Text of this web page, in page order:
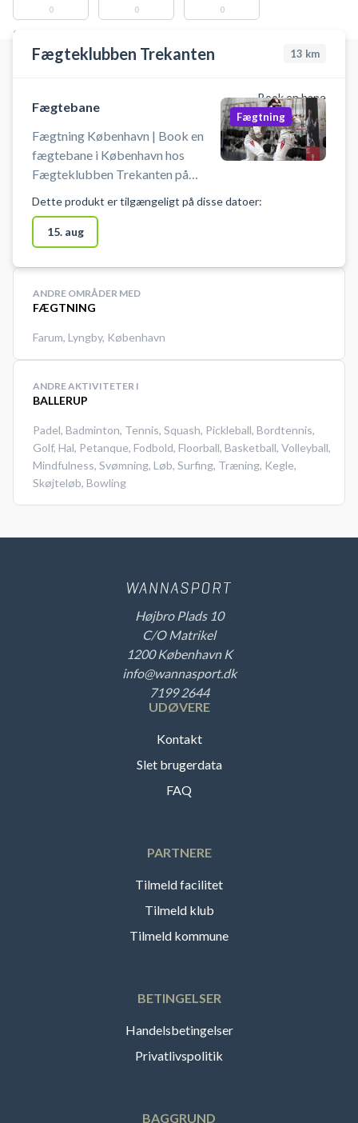
0 0 0
STEDER MED LEDIGE AKTIVITETER
Fægteklubben Trekanten 13 km
Book en bane
Fægtebane
Fægtning København | Book en
fægtebane i København hos
Fægteklubben Trekanten på
prøv kræfter med en af verdens
hurtigste og mest taktiske
sportsgrene i professionelle
omgivelser ved Ryparken på
Østerbro i København.
Fægtning
Dette produkt er tilgængeligt på disse datoer:
15. aug
ANDRE OMRÅDER MED
FÆGTNING
Farum, Lyngby, København
ANDRE AKTIVITETER I
BALLERUP
Padel, Badminton, Tennis, Squash, Pickleball, Bordtennis,
Golf, Hal, Petanque, Fodbold, Floorball, Basketball, Volleyball,
Mindfulness, Svømning, Løb, Surfing, Træning, Kegle,
Skøjteløb, Bowling
Højbro Plads 10
C/O Matrikel
1200 København K
info@wannasport.dk
7199 2644
UDØVERE
Kontakt
Slet brugerdata
FAQ
PARTNERE
Tilmeld facilitet
Tilmeld klub
Tilmeld kommune
BETINGELSER
Handelsbetingelser
Privatlivspolitik
BAGGRUND